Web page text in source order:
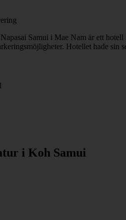
Samui i Mae Nam är ett
Hotellet hade sin
i Koh Samui